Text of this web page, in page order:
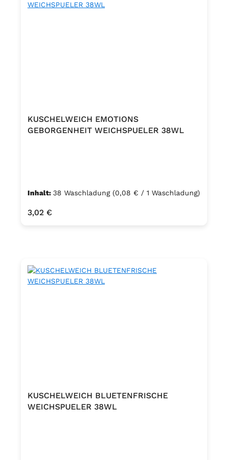
KUSCHELWEICH EMOTIONS
GEBORGENHEIT WEICHSPUELER 38WL
Inhalt: 38 Waschladung (0,08 € / 1 Waschladung)
Regulärer Preis:
3,02 €
KUSCHELWEICH BLUETENFRISCHE
WEICHSPUELER 38WL